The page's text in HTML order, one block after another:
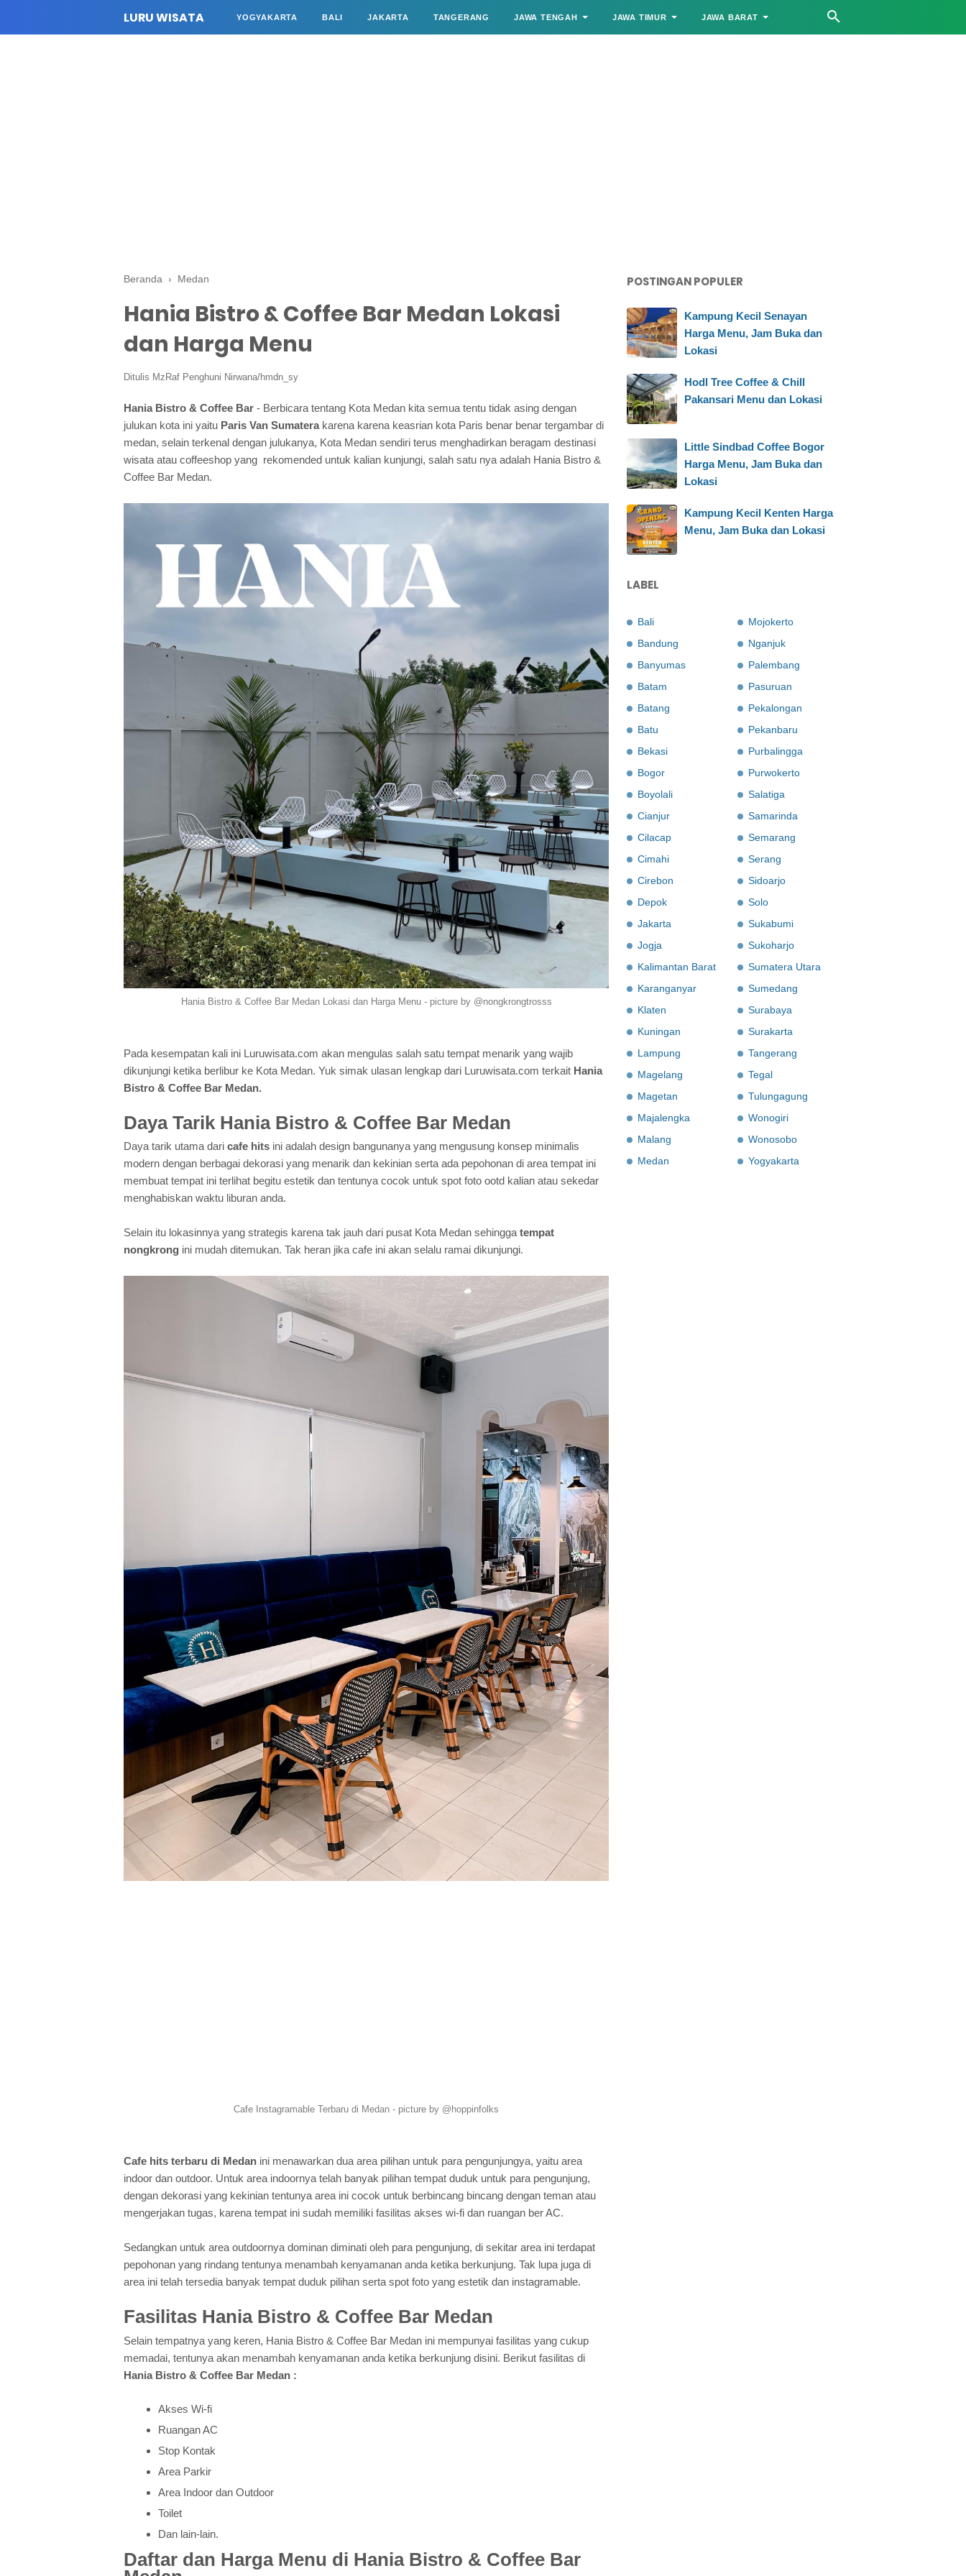
LURU WISATA YOGYAKARTA BALI JAKARTA TANGERANG JAWA TENGAH JAWA TIMUR JAWA BARAT
Beranda › Medan
Hania Bistro & Coffee Bar Medan Lokasi
dan Harga Menu
Ditulis MzRaf Penghuni Nirwana/hmdn_sy
Hania Bistro & Coffee Bar - Berbicara tentang Kota Medan kita semua tentu tidak asing dengan
julukan kota ini yaitu Paris Van Sumaterakarena karena keasrian kota Paris benar benar tergambar di
medan, selain terkenal dengan julukanya, Kota Medan sendiri terus menghadirkan beragam destinasi
wisata atau coffeeshop yang rekomended untuk kalian kunjungi, salah satu nya adalah Hania Bistro &
Coffee Bar Medan.
Hania Bistro & Coffee Bar Medan Lokasi dan Harga Menu - picture by @nongkrongtrosss
Pada kesempatan kali ini Luruwisata.com akan mengulas salah satu tempat menarik yang wajib
dikunjungi ketika berlibur ke Kota Medan. Yuk simak ulasan lengkap dari Luruwisata.com terkait Hania
Bistro & Coffee Bar Medan.
Daya Tarik Hania Bistro & Coffee Bar Medan
Daya tarik utama dari cafe hits ini adalah design bangunanya yang mengusung konsep minimalis
modern dengan berbagai dekorasi yang menarik dan kekinian serta ada pepohonan di area tempat ini
membuat tempat ini terlihat begitu estetik dan tentunya cocok untuk spot foto ootd kalian atau sekedar
menghabiskan waktu liburan anda.
Selain itu lokasinnya yang strategis karena tak jauh dari pusat Kota Medan sehingga tempat
nongkrong ini mudah ditemukan. Tak heran jika cafe ini akan selalu ramai dikunjungi.
Cafe Instagramable Terbaru di Medan - picture by @hoppinfolks
Cafe hits terbaru di Medan ini menawarkan dua area pilihan untuk para pengunjungya, yaitu area
indoor dan outdoor. Untuk area indoornya telah banyak pilihan tempat duduk untuk para pengunjung,
dengan dekorasi yang kekinian tentunya area ini cocok untuk berbincang bincang dengan teman atau
mengerjakan tugas, karena tempat ini sudah memiliki fasilitas akses wi-fi dan ruangan ber AC.
Sedangkan untuk area outdoornya dominan diminati oleh para pengunjung, di sekitar area ini terdapat
pepohonan yang rindang tentunya menambah kenyamanan anda ketika berkunjung. Tak lupa juga di
area ini telah tersedia banyak tempat duduk pilihan serta spot foto yang estetik dan instagramable.
Fasilitas Hania Bistro & Coffee Bar Medan
Selain tempatnya yang keren, Hania Bistro & Coffee Bar Medan ini mempunyai fasilitas yang cukup
memadai, tentunya akan menambah kenyamanan anda ketika berkunjung disini. Berikut fasilitas di
Hania Bistro & Coffee Bar Medan :
Akses Wi-fi
Ruangan AC
Stop Kontak
Area Parkir
Area Indoor dan Outdoor
Toilet
Dan lain-lain.
Daftar dan Harga Menu di Hania Bistro & Coffee Bar
POSTINGAN POPULER
Kampung Kecil Senayan
Harga Menu, Jam Buka dan
Lokasi
Hodl Tree Coffee & Chill
Pakansari Menu dan Lokasi
Little Sindbad Coffee Bogor
Harga Menu, Jam Buka dan
Lokasi
Kampung Kecil Kenten Harga
Menu, Jam Buka dan Lokasi
LABEL
Bali
Bandung
Banyumas
Batam
Batang
Batu
Bekasi
Bogor
Boyolali
Cianjur
Cilacap
Cimahi
Cirebon
Depok
Jakarta
Jogja
Kalimantan Barat
Karanganyar
Klaten
Kuningan
Lampung
Magelang
Magetan
Majalengka
Malang
Medan
Mojokerto
Nganjuk
Palembang
Pasuruan
Pekalongan
Pekanbaru
Purbalingga
Purwokerto
Salatiga
Samarinda
Semarang
Serang
Sidoarjo
Solo
Sukabumi
Sukoharjo
Sumatera Utara
Sumedang
Surabaya
Surakarta
Tangerang
Tegal
Tulungagung
Wonogiri
Wonosobo
Yogyakarta